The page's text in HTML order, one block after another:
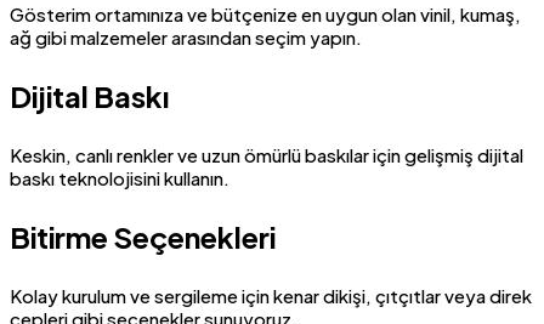
Gösterim ortamınıza ve bütçenize en uygun olan vinil, kumaş,
ağ gibi malzemeler arasından seçim yapın.
Dijital Baskı
Keskin, canlı renkler ve uzun ömürlü baskılar için gelişmiş dijital
baskı teknolojisini kullanın.
Bitirme Seçenekleri
Kolay kurulum ve sergileme için kenar dikişi, çıtçıtlar veya direk
cepleri gibi seçenekler sunuyoruz.